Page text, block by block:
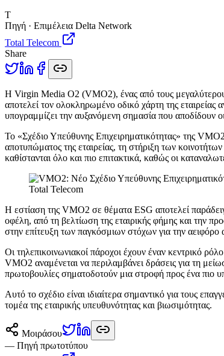
T
Πηγή · Επιμέλεια Delta Network
Total Telecom
Share
Η Virgin Media O2 (VMO2), ένας από τους
αποτελεί τον ολοκληρωμένο οδικό χάρτη της εταιρείας
υπογραμμίζει την αυξανόμενη σημασία που αποδίδουν
Το «Σχέδιο Υπεύθυνης Επιχειρηματικότητας» της
αποτυπώματος της εταιρείας, τη στήριξη των
καθίστανται όλο και πιο επιτακτικά, καθώς οι
Total Telecom
Η εστίαση της VMO2 σε θέματα ESG αποτελεί
οφέλη, από τη βελτίωση της εταιρικής φήμης και την
στην επίτευξη των παγκόσμιων στόχων για την αειφόρο
Οι τηλεπικοινωνιακοί πάροχοι έχουν έναν κεντρικό
VMO2 αναμένεται να περιλαμβάνει δράσεις για τη
πρωτοβουλίες σηματοδοτούν μια στροφή προς ένα πιο
Αυτό το σχέδιο είναι ιδιαίτερα σημαντικό για τους
τομέα της εταιρικής υπευθυνότητας και βιωσιμότητας.
Μοιράσου
— Πηγή πρωτοτύπου